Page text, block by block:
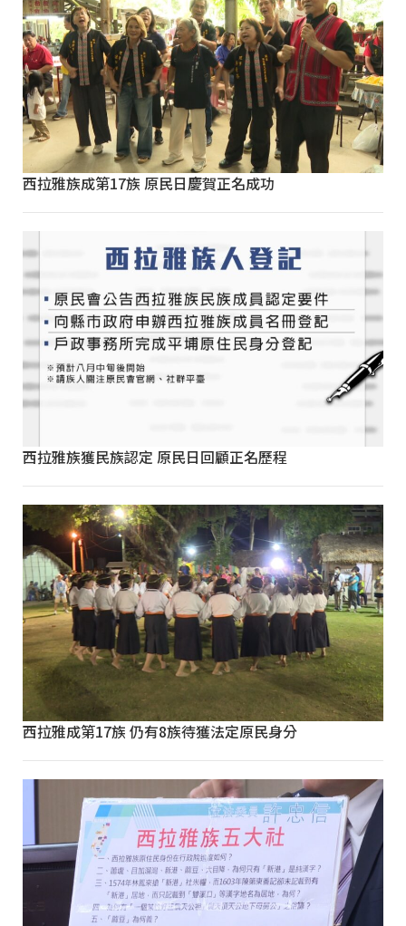
西拉雅族成第17族 原民日慶賀正名成功
西拉雅族獲民族認定 原民日回顧正名歷程
西拉雅成第17族 仍有8族待獲法定原民身分